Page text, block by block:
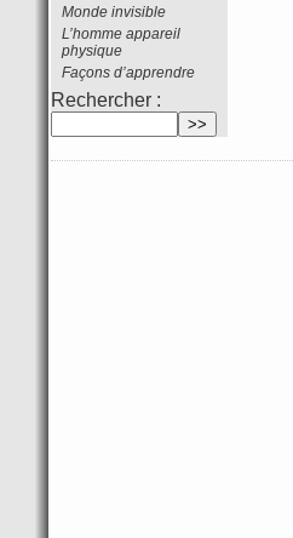
Monde invisible
L’homme appareil
physique
Façons d’apprendre
Rechercher :